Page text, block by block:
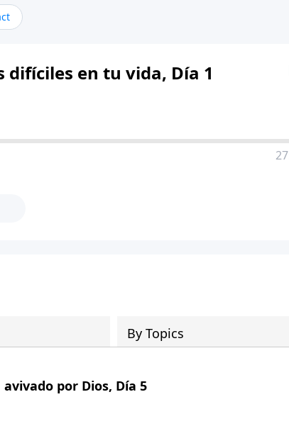
en tu vida, Día 1
By Topics
por Dios, Día 5